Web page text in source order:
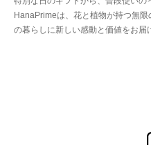
HanaPrimeは、花と植物が持つ無
の暮らしに新しい感動と価値をお届